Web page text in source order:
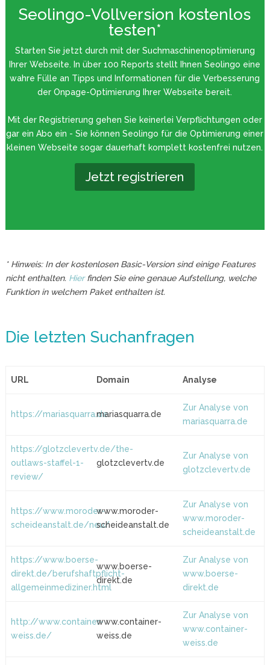
Seolingo-Vollversion kostenlos
testen*
Starten Sie jetzt durch mit der Suchmaschinenoptimierung
Ihrer Webseite. In über 100 Reports stellt Ihnen Seolingo eine
wahre Fülle an Tipps und Informationen für die Verbesserung
der Onpage-Optimierung Ihrer Webseite bereit.
Mit der Registrierung gehen Sie keinerlei Verpflichtungen oder
gar ein Abo ein - Sie können Seolingo für die Optimierung einer
kleinen Webseite sogar dauerhaft komplett kostenfrei nutzen.
Jetzt registrieren
* Hinweis: In der kostenlosen Basic-Version sind einige Features
nicht enthalten. Hierfinden Sie eine genaue Aufstellung, welche
Funktion in welchem Paket enthalten ist.
Die letzten Suchanfragen
URL Domain Analyse
https://mariasquarra.demariasquarra.de
Zur Analyse von
mariasquarra.de
https://glotzclevertv.de/the-
outlaws-staffel-1-
review/
glotzclevertv.de
Zur Analyse von
glotzclevertv.de
https://www.moroder-
scheideanstalt.de/neu/
www.moroder-
scheideanstalt.de
Zur Analyse von
www.moroder-
scheideanstalt.de
https://www.boerse-
direkt.de/berufshaftpflicht-
allgemeinmediziner.html
www.boerse-
direkt.de
Zur Analyse von
www.boerse-
direkt.de
http://www.container-
weiss.de/
www.container-
weiss.de
Zur Analyse von
www.container-
weiss.de